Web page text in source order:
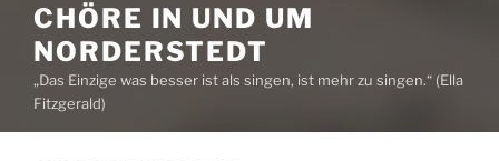
CHÖRE IN UND UM
NORDERSTEDT
„Das Einzige was besser ist als singen, ist mehr zu singen.“ (Ella
Fitzgerald)